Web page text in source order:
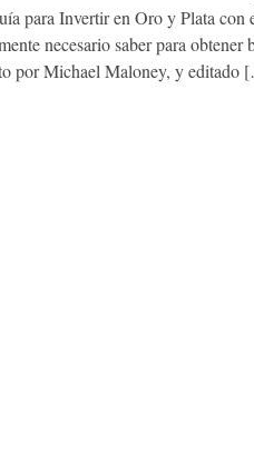
para Invertir en Oro y Plata con
necesario saber para obtener
por Michael Maloney, y editado